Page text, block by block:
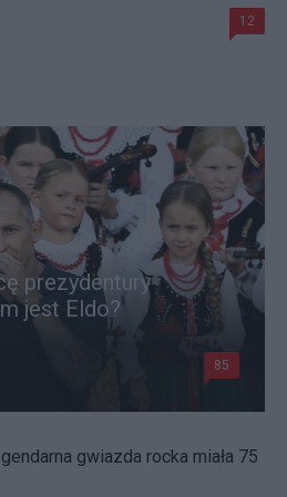
12
prezydentury
jest Eldo?
85
gwiazda rocka miała 75